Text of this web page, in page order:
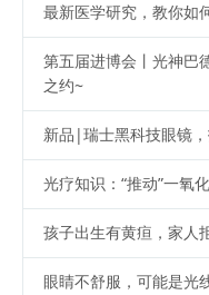
最新医学研究，教你如
第五届进博会丨光神巴
之约~
新品|瑞士黑科技眼镜，
光疗知识：“推动”一氧
孩子出生有黄疸，家人
眼睛不舒服，可能是光